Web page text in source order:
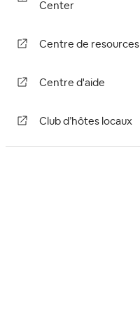
Center
Centre de resources
Centre d'aide
Club d’hôtes locaux